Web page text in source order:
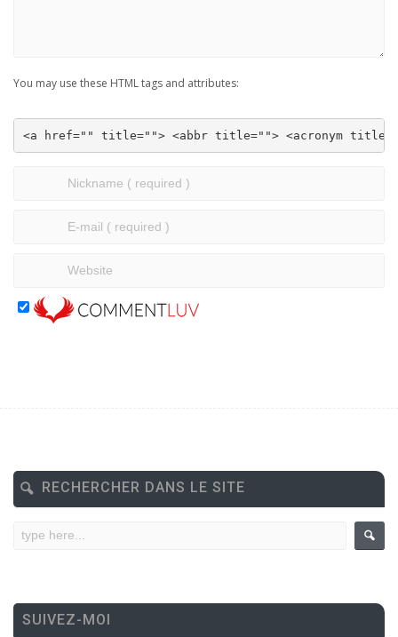
You may use these HTML tags and attributes:
<a href="" title=""> <abbr title=""> <acronym
RECHERCHER DANS LE SITE
SUIVEZ-MOI